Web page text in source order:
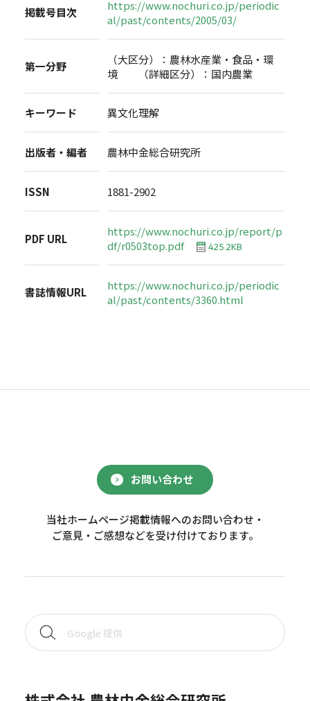
掲載号目次
https://www.nochuri.co.jp/periodic
al/past/contents/2005/03/
第一分野
（大区分）：農林水産業・食品・環
境 （詳細区分）：国内農業
キーワード 異文化理解
出版者・編者 農林中金総合研究所
ISSN 1881-2902
PDF URL
https://www.nochuri.co.jp/report/p
df/r0503top.pdf
425.2KB
書誌情報URL
https://www.nochuri.co.jp/periodic
al/past/contents/3360.html
お問い合わせ
当社ホームページ掲載情報へのお問い合わせ・
ご意見・ご感想などを受け付けております。